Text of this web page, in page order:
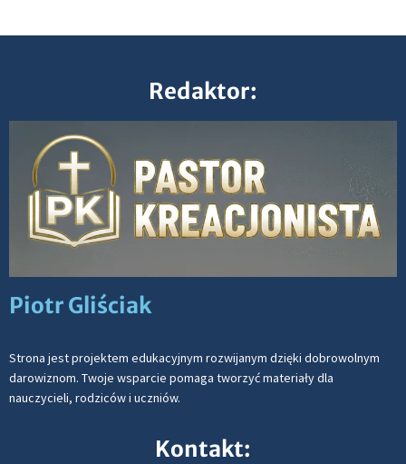
Redaktor:
Piotr Gliściak
Strona jest projektem edukacyjnym rozwijanym dzięki dobrowolnym
darowiznom. Twoje wsparcie pomaga tworzyć materiały dla
nauczycieli, rodziców i uczniów.
Kontakt: